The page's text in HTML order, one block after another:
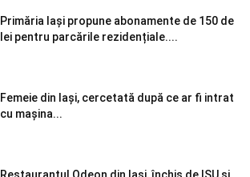
Primăria Iași propune abonamente de 150 de
lei pentru parcările rezidențiale....
Femeie din Iași, cercetată după ce ar fi intrat
cu mașina...